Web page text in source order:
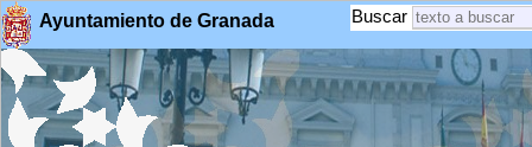
Ayuntamiento de Granada Buscar